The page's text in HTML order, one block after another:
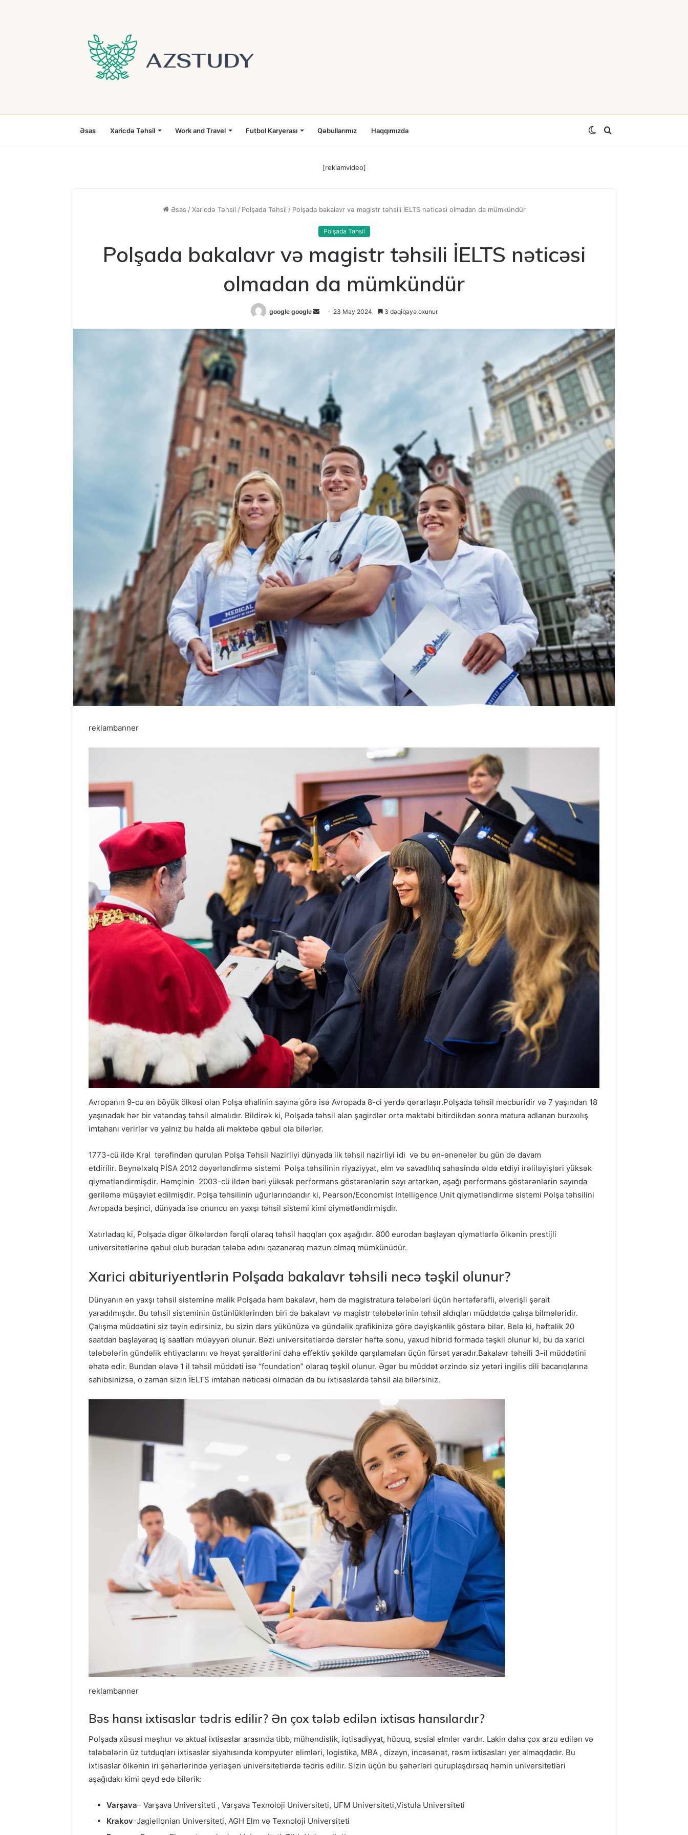
Əsas Xaricdə Təhsil Work and Travel Futbol Karyerası Qəbullarımız Haqqımızda Axtar
Switch
[reklamvideo]
Əsas / Xaricdə Təhsil / Polşada Təhsil / Polşada bakalavr və magistr təhsili İELTS nəticəsi olmadan da mümkündür
Polşada Təhsil
Polşada bakalavr və magistr təhsili İELTS nəticəsi
olmadan da mümkündür
google google
Send 23 May 2024 3 dəqiqəyə oxunur
reklambanner
Avropanın 9-cu ən böyük ölkəsi olan Polşa əhalinin sayına görə isə Avropada 8-ci yerdə qərarlaşır.Polşada təhsil məcburidir və 7 yaşından 18
yaşınadək hər bir vətəndaş təhsil almalıdır. Bildirək ki, Polşada təhsil alan şagirdlər orta məktəbi bitirdikdən sonra matura adlanan buraxılış
imtahanı verirlər və yalnız bu halda ali məktəbə qəbul ola bilərlər.
1773-cü ildə Kral tərəfindən qurulan Polşa Təhsil Nazirliyi dünyada ilk təhsil nazirliyi idi və bu ən-ənənələr bu gün də davam
etdirilir. Beynəlxalq PİSA 2012 dəyərləndirmə sistemi Polşa təhsilinin riyaziyyat, elm və savadlılıq sahəsində əldə etdiyi irəliləyişləri yüksək
qiymətləndirmişdir. Həmçinin 2003-cü ildən bəri yüksək performans göstərənlərin sayı artarkən, aşağı performans göstərənlərin sayında
geriləmə müşayiət edilmişdir. Polşa təhsilinin uğurlarındandır ki, Pearson/Economist Intelligence Unit qiymətləndirmə sistemi Polşa təhsilini
Avropada beşinci, dünyada isə onuncu ən yaxşı təhsil sistemi kimi qiymətləndirmişdir.
Xatırladaq ki, Polşada digər ölkələrdən fərqli olaraq təhsil haqqları çox aşağıdır. 800 eurodan başlayan qiymətlərlə ölkənin prestijli
universitetlərinə qəbul olub buradan tələbə adını qazanaraq məzun olmaq mümkünüdür.
Xarici abituriyentlərin Polşada bakalavr təhsili necə təşkil olunur?
Dünyanın ən yaxşı təhsil sisteminə malik Polşada həm bakalavr, həm də magistratura tələbələri üçün hərtəfərəfli, əlverişli şərait
yaradılmışdır. Bu təhsil sisteminin üstünlüklərindən biri də bakalavr və magistr tələbələrinin təhsil aldıqları müddətdə çalışa bilmələridir.
Çalışma müddətini siz təyin edirsiniz, bu sizin dərs yükünüzə və gündəlik qrafikinizə görə dəyişkənlik göstərə bilər. Belə ki, həftəlik 20
saatdan başlayaraq iş saatları müəyyən olunur. Bəzi universitetlərdə dərslər həftə sonu, yaxud hibrid formada təşkil olunur ki, bu da xarici
tələbələrin gündəlik ehtiyaclarını və həyat şəraitlərini daha effektiv şəkildə qarşılamaları üçün fürsət yaradır.Bakalavr təhsili 3-il müddətini
əhatə edir. Bundan əlavə 1 il təhsil müddəti isə “foundation” olaraq təşkil olunur. Əgər bu müddət ərzində siz yetəri ingilis dili bacarıqlarına
sahibsinizsə, o zaman sizin İELTS imtahan nəticəsi olmadan da bu ixtisaslarda təhsil ala bilərsiniz.
reklambanner
Bəs hansı ixtisaslar tədris edilir? Ən çox tələb edilən ixtisas hansılardır?
Polşada xüsusi məşhur və aktual ixtisaslar arasında tibb, mühəndislik, iqtisadiyyat, hüquq, sosial elmlər vardır. Lakin daha çox arzu edilən və
tələbələrin üz tutduqları ixtisaslar siyahısında kompyuter elimləri, logistika, MBA , dizayn, incəsənət, rəsm ixtisasları yer almaqdadır. Bu
ixtisaslar ölkənin iri şəhərlərində yerləşən universitetlərdə tədris edilir. Sizin üçün bu şəhərləri quruplaşdırsaq həmin universitetləri
aşağıdakı kimi qeyd edə bilərik:
Varşava– Varşava Universiteti , Varşava Texnoloji Universiteti, UFM Universiteti,Vistula Universiteti
Krakov-Jagiellonian Universiteti, AGH Elm və Texnoloji Universiteti